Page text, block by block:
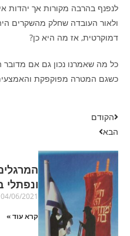
לנפנף בהרבה מקורות אך יהדות
ולאור העובדה שחלק מהשקרים
דמוקרטית, אז מה היא כן?
כל מה שאמרנו נכון גם אם
כשגם המטרה מפוקפקת
הקודם
הבא
ונפתלי
04/06/2021
קרא עוד »